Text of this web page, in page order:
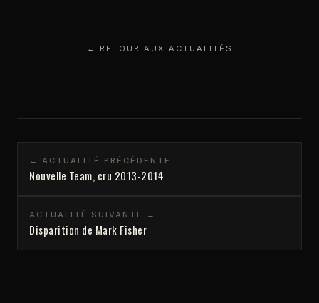
← RETOUR AUX ACTUALITÉS
← ACTUALITÉ PRÉCÉDENTE
Nouvelle Team, cru 2013-2014
ACTUALITÉ SUIVANTE →
Disparition de Mark Fisher